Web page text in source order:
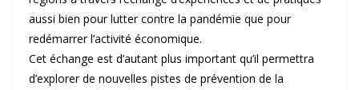
aussi bien pour lutter contre la pandémie que pour
redémarrer l’activité économique.
Cet échange est d’autant plus important qu’il permettra
d’explorer de nouvelles pistes de prévention de la